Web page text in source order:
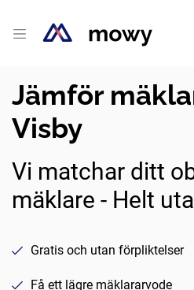
Jämför
Visby
Vi matchar ditt
mäklare - Helt
Gratis och utan förpliktelser
Få ett lägre mäklararvode